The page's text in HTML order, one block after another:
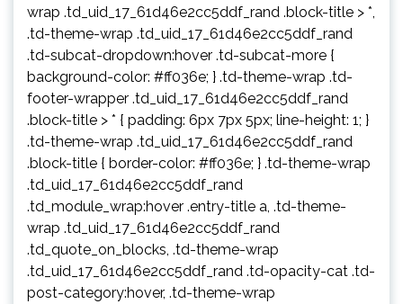
wrap .td_uid_17_61d46e2cc5ddf_rand .block-title > *,
.td-theme-wrap .td_uid_17_61d46e2cc5ddf_rand
.td-subcat-dropdown:hover .td-subcat-more {
background-color: #ff036e; } .td-theme-wrap .td-
footer-wrapper .td_uid_17_61d46e2cc5ddf_rand
.block-title > * { padding: 6px 7px 5px; line-height: 1; }
.td-theme-wrap .td_uid_17_61d46e2cc5ddf_rand
.block-title { border-color: #ff036e; } .td-theme-wrap
.td_uid_17_61d46e2cc5ddf_rand
.td_module_wrap:hover .entry-title a, .td-theme-
wrap .td_uid_17_61d46e2cc5ddf_rand
.td_quote_on_blocks, .td-theme-wrap
.td_uid_17_61d46e2cc5ddf_rand .td-opacity-cat .td-
post-category:hover, .td-theme-wrap